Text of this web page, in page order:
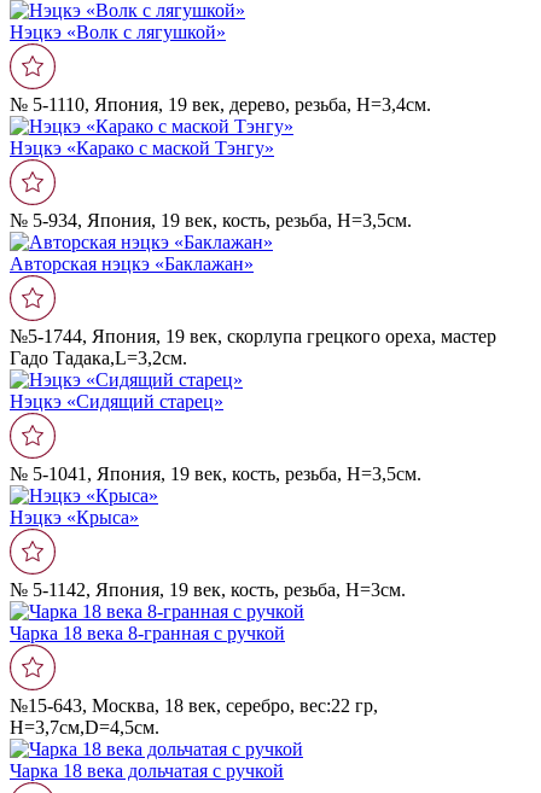
Нэцкэ «Волк с лягушкой»
№ 5-1110, Япония, 19 век, дерево, резьба, Н=3,4см.
Нэцкэ «Карако с маской Тэнгу»
№ 5-934, Япония, 19 век, кость, резьба, Н=3,5см.
Авторская нэцкэ «Баклажан»
№5-1744, Япония, 19 век, скорлупа грецкого ореха, мастер
Гадо Тадака,L=3,2см.
Нэцкэ «Сидящий старец»
№ 5-1041, Япония, 19 век, кость, резьба, Н=3,5см.
Нэцкэ «Крыса»
№ 5-1142, Япония, 19 век, кость, резьба, Н=3см.
Чарка 18 века 8-гранная с ручкой
№15-643, Москва, 18 век, серебро, вес:22 гр,
Н=3,7см,D=4,5см.
Чарка 18 века дольчатая с ручкой